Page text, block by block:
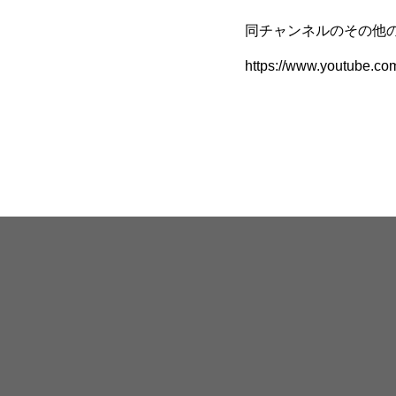
同チャンネルのその他
https://